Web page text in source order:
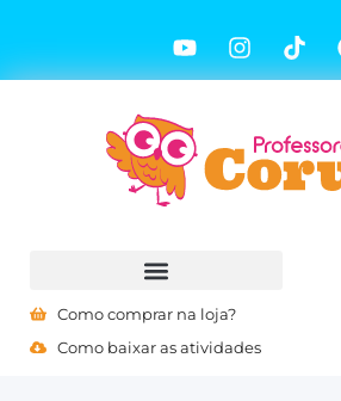
Como comprar na loja?
Como baixar as atividades